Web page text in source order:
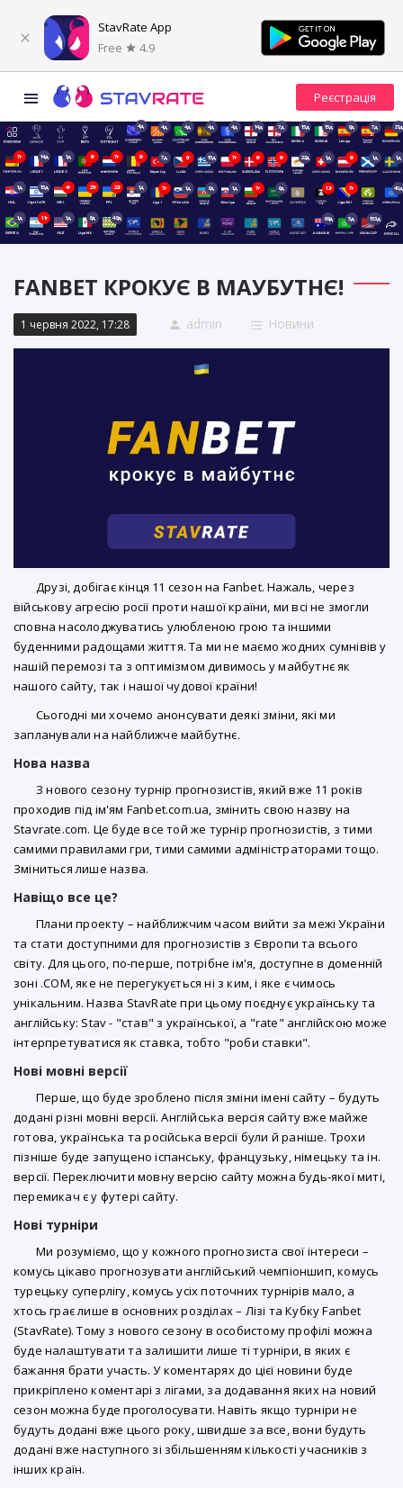
StavRate App
Free
4.9
4д 4д 4д 4д 4д 14д 7д 15д 15д 8д 7д 21д
7г 14д 1д 8г 7г 8г 7д 6г 15д 7г 6г 6г 22д 1д 6г 1д 1д
1д 15д 4г 23г 22г 1д 7г 1д 8д 1д 7г 6д 12г 7г 40д
1д 11г 1д 8д 48д 69д 5д 153д
FANBET КРОКУЄ В МАУБУТНЄ!
1 червня 2022, 17:28 admin Новини
Друзі, добігає кінця 11 сезон на Fanbet. Нажаль, через
військову агресію росії проти нашої країни, ми всі не змогли
сповна насолоджуватись улюбленою грою та іншими
буденними радощами життя. Та ми не маємо жодних сумнівів у
нашій перемозі та з оптимізмом дивимось у майбутнє як
нашого сайту, так і нашої чудової країни!
Сьогодні ми хочемо анонсувати деякі зміни, які ми
запланували на найближче майбутнє.
Нова назва
З нового сезону турнір прогнозистів, який вже 11 років
проходив під ім'ям Fanbet.com.ua, змінить свою назву на
Stavrate.com. Це буде все той же турнір прогнозистів, з тими
самими правилами гри, тими самими адміністраторами тощо.
Зміниться лише назва.
Навіщо все це?
Плани проекту – найближчим часом вийти за межі України
та стати доступними для прогнозистів з Європи та всього
світу. Для цього, по-перше, потрібне ім'я, доступне в доменній
зоні .COM, яке не перегукується ні з ким, і яке є чимось
унікальним. Назва StavRate при цьому поєднує українську та
англійську: Stav - "став" з української, а "rate" англійскою може
інтерпретуватися як ставка, тобто "роби ставки".
Нові мовні версії
Перше, що буде зроблено після зміни імені сайту – будуть
додані різні мовні версії. Англійська версія сайту вже майже
готова, українська та російська версії були й раніше. Трохи
пізніше буде запущено іспанську, французьку, німецьку та ін.
версії. Переключити мовну версію сайту можна будь-якої миті,
перемикач є у футері сайту.
Нові турніри
Ми розуміємо, що у кожного прогнозиста свої інтереси –
комусь цікаво прогнозувати англійський чемпіоншип, комусь
турецьку суперлігу, комусь усіх поточних турнірів мало, а
хтось грає лише в основних розділах – Лізі та Кубку Fanbet
(StavRate). Тому з нового сезону в особистому профілі можна
буде налаштувати та залишити лише ті турніри, в яких є
бажання брати участь. У коментарях до цієї новини буде
прикріплено коментарі з лігами, за додавання яких на новий
сезон можна буде проголосувати. Навіть якщо турніри не
будуть додані вже цього року, швидше за все, вони будуть
додані вже наступного зі збільшенням кількості учасників з
інших країн.